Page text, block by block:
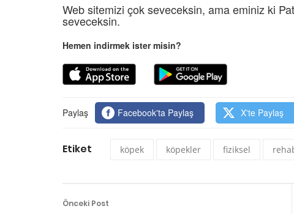
Web sitemizi çok seveceksin, ama eminiz ki
seveceksin.
Hemen indirmek ister misin?
Paylaş Facebook'ta Paylaş X'te Paylaş
Etiket köpek köpekler fiziksel
Önceki Post